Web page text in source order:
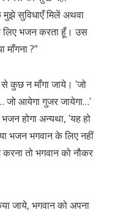
सुविधाएँ मिलें अथवा
लिए भजन करता हूँ। उस
?”
कुछ न माँगा जाये। ʹजो
आयेगा गुजर जायेगा…ʹ
होगा अन्यथा, ʹयह हो
भजन भगवान के लिए नहीं
तो भगवान को नौकर
जाये, भगवान को अपना